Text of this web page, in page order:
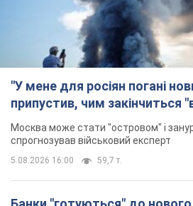
"У мене для росіян погані
припустив, чим закінчиться
Москва може стати "островом" і
спрогнозував військовий експерт
5.08.2026 16:00 59,7 т.